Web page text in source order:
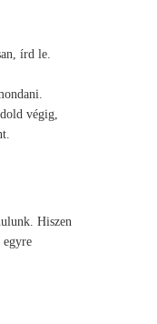
írd le.
végig,
Hiszen
egyre